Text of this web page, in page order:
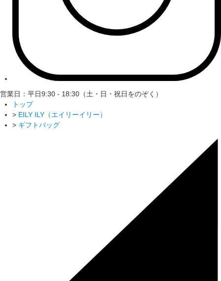
営業日：平日9:30 - 18:30（土・日・祝日をのぞく）
トップ
> EILY ILY（エイリーイリー）
> ギフトバッグ